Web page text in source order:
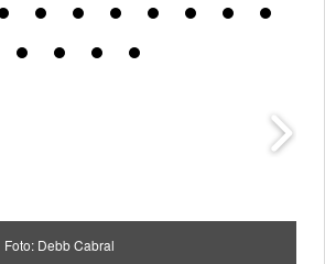
Foto: Debb Cabral